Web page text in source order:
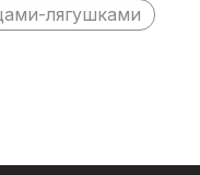
лягушками